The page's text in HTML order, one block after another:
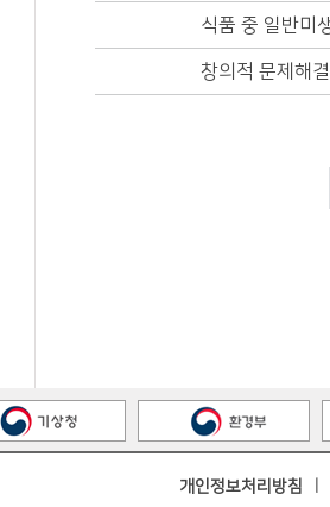
식품 중 일반미
창의적 문제해
개인정보처리방침